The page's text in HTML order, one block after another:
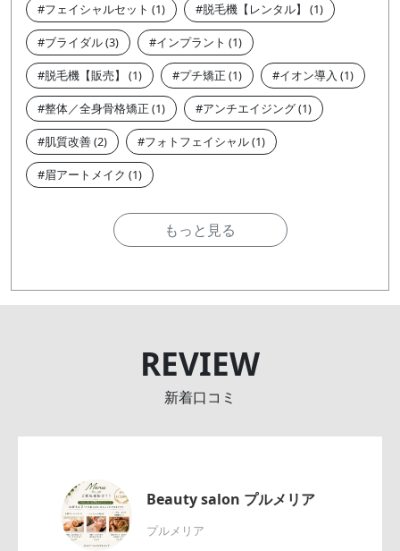
フェイシャルセット 脱毛機【レンタル】
ブライダル インプラント
脱毛機【販売】 プチ矯正 イオン導入
整体／全身骨格矯正 アンチエイジング
肌質改善 フォトフェイシャル
眉アートメイク
もっと見る
REVIEW
新着口コミ
Beauty salon プルメリア
プルメリア